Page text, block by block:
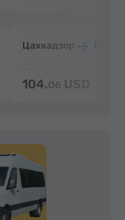
Цахкадзор
104.06 USD